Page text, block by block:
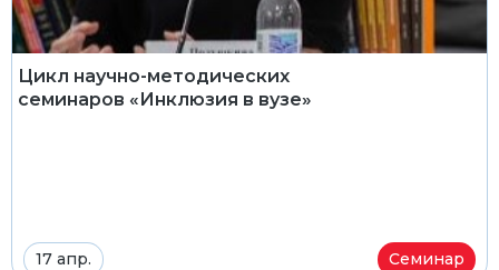
Цикл научно-методических
семинаров «Инклюзия в вузе»
17 апр. Семинар